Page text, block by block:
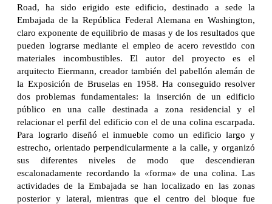
Road, ha sido erigido este edificio, destinado a sede la
Embajada de la República Federal Alemana en Washington,
claro exponente de equilibrio de masas y de los resultados que
pueden lograrse mediante el empleo de acero revestido con
materiales incombustibles. El autor del proyecto es el
arquitecto Eiermann, creador también del pabellón alemán de
la Exposición de Bruselas en 1958. Ha conseguido resolver
dos problemas fundamentales: la inserción de un edificio
público en una calle destinada a zona residencial y el
relacionar el perfil del edificio con el de una colina escarpada.
Para lograrlo diseñó el inmueble como un edificio largo y
estrecho, orientado perpendicularmente a la calle, y organizó
sus diferentes niveles de modo que descendieran
escalonadamente recordando la «forma» de una colina. Las
actividades de la Embajada se han localizado en las zonas
posterior y lateral, mientras que el centro del bloque fue